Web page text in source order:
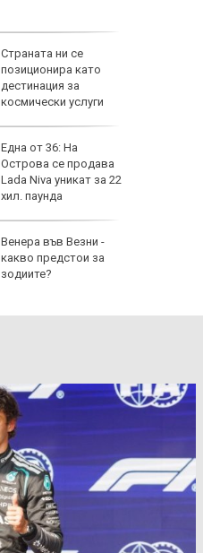
Страната ни се
позиционира като
дестинация за
космически услуги
Една от 36: На
Острова се продава
Lada Niva уникат за 22
хил. паунда
Венера във Везни -
какво предстои за
зодиите?